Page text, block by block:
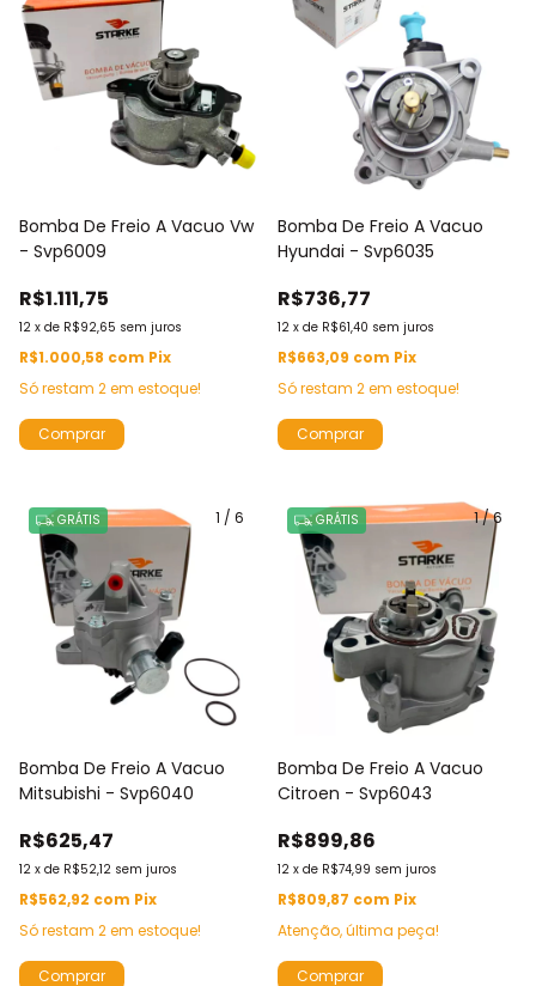
Bomba De Freio A Vacuo Vw
- Svp6009
R$1.111,75
12 x de R$92,65 sem juros
R$1.000,58 com Pix
Só restam 2em estoque!
Bomba De Freio A Vacuo
Hyundai - Svp6035
R$736,77
12 x de R$61,40 sem juros
R$663,09 com Pix
Só restam 2em estoque!
1 / 6
GRÁTIS
Bomba De Freio A Vacuo
Mitsubishi - Svp6040
R$625,47
12 x de R$52,12 sem juros
R$562,92 com Pix
Só restam 2em estoque!
1/6
GRÁTIS
Bomba De Freio A Vacuo
Citroen - Svp6043
R$899,86
12 x de R$74,99 sem juros
R$809,87 com Pix
Atenção, última peça!